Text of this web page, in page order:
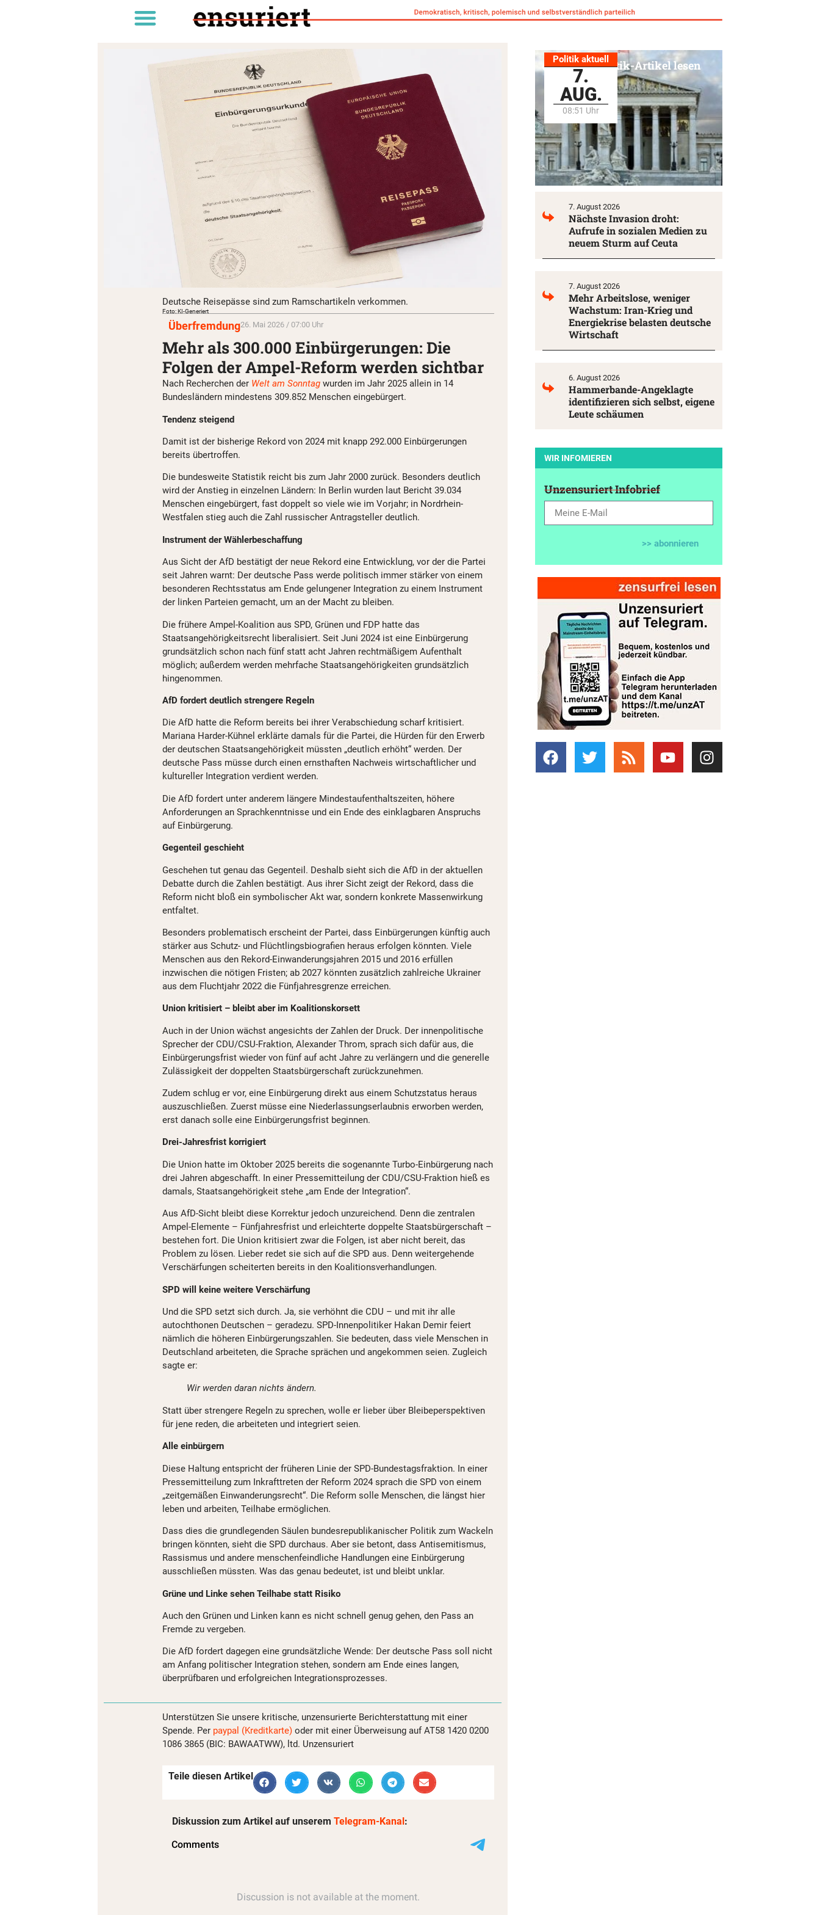
Deutsche Reisepässe sind zum Ramschartikeln verkommen.
Foto: KI-Generiert
Überfremdung26. Mai 2026 / 07:00 Uhr
Mehr als 300.000 Einbürgerungen: Die
Folgen der Ampel-Reform werden sichtbar
Nach Recherchen der Welt am Sonntag wurden im Jahr 2025 allein in 14
Bundesländern mindestens 309.852 Menschen eingebürgert.
Tendenz steigend
Damit ist der bisherige Rekord von 2024 mit knapp 292.000 Einbürgerungen
bereits übertroffen.
Die bundesweite Statistik reicht bis zum Jahr 2000 zurück. Besonders deutlich
wird der Anstieg in einzelnen Ländern: In Berlin wurden laut Bericht 39.034
Menschen eingebürgert, fast doppelt so viele wie im Vorjahr; in Nordrhein-
Westfalen stieg auch die Zahl russischer Antragsteller deutlich.
Instrument der Wählerbeschaffung
Aus Sicht der AfD bestätigt der neue Rekord eine Entwicklung, vor der die Partei
seit Jahren warnt: Der deutsche Pass werde politisch immer stärker von einem
besonderen Rechtsstatus am Ende gelungener Integration zu einem Instrument
der linken Parteien gemacht, um an der Macht zu bleiben.
Die frühere Ampel-Koalition aus SPD, Grünen und FDP hatte das
Staatsangehörigkeitsrecht liberalisiert. Seit Juni 2024 ist eine Einbürgerung
grundsätzlich schon nach fünf statt acht Jahren rechtmäßigem Aufenthalt
möglich; außerdem werden mehrfache Staatsangehörigkeiten grundsätzlich
hingenommen.
AfD fordert deutlich strengere Regeln
Die AfD hatte die Reform bereits bei ihrer Verabschiedung scharf kritisiert.
Mariana Harder-Kühnel erklärte damals für die Partei, die Hürden für den Erwerb
der deutschen Staatsangehörigkeit müssten „deutlich erhöht“ werden. Der
deutsche Pass müsse durch einen ernsthaften Nachweis wirtschaftlicher und
kultureller Integration verdient werden.
Die AfD fordert unter anderem längere Mindestaufenthaltszeiten, höhere
Anforderungen an Sprachkenntnisse und ein Ende des einklagbaren Anspruchs
auf Einbürgerung.
Gegenteil geschieht
Geschehen tut genau das Gegenteil. Deshalb sieht sich die AfD in der aktuellen
Debatte durch die Zahlen bestätigt. Aus ihrer Sicht zeigt der Rekord, dass die
Reform nicht bloß ein symbolischer Akt war, sondern konkrete Massenwirkung
entfaltet.
Besonders problematisch erscheint der Partei, dass Einbürgerungen künftig auch
stärker aus Schutz- und Flüchtlingsbiografien heraus erfolgen könnten. Viele
Menschen aus den Rekord-Einwanderungsjahren 2015 und 2016 erfüllen
inzwischen die nötigen Fristen; ab 2027 könnten zusätzlich zahlreiche Ukrainer
aus dem Fluchtjahr 2022 die Fünfjahresgrenze erreichen.
Union kritisiert – bleibt aber im Koalitionskorsett
Auch in der Union wächst angesichts der Zahlen der Druck. Der innenpolitische
Sprecher der CDU/CSU-Fraktion, Alexander Throm, sprach sich dafür aus, die
Einbürgerungsfrist wieder von fünf auf acht Jahre zu verlängern und die generelle
Zulässigkeit der doppelten Staatsbürgerschaft zurückzunehmen.
Zudem schlug er vor, eine Einbürgerung direkt aus einem Schutzstatus heraus
auszuschließen. Zuerst müsse eine Niederlassungserlaubnis erworben werden,
erst danach solle eine Einbürgerungsfrist beginnen.
Drei-Jahresfrist korrigiert
Die Union hatte im Oktober 2025 bereits die sogenannte Turbo-Einbürgerung nach
drei Jahren abgeschafft. In einer Pressemitteilung der CDU/CSU-Fraktion hieß es
damals, Staatsangehörigkeit stehe „am Ende der Integration“.
Aus AfD-Sicht bleibt diese Korrektur jedoch unzureichend. Denn die zentralen
Ampel-Elemente – Fünfjahresfrist und erleichterte doppelte Staatsbürgerschaft –
bestehen fort. Die Union kritisiert zwar die Folgen, ist aber nicht bereit, das
Problem zu lösen. Lieber redet sie sich auf die SPD aus. Denn weitergehende
Verschärfungen scheiterten bereits in den Koalitionsverhandlungen.
SPD will keine weitere Verschärfung
Und die SPD setzt sich durch. Ja, sie verhöhnt die CDU – und mit ihr alle
autochthonen Deutschen – geradezu. SPD-Innenpolitiker Hakan Demir feiert
nämlich die höheren Einbürgerungszahlen. Sie bedeuten, dass viele Menschen in
Deutschland arbeiteten, die Sprache sprächen und angekommen seien. Zugleich
sagte er:
Wir werden daran nichts ändern.
Statt über strengere Regeln zu sprechen, wolle er lieber über Bleibeperspektiven
für jene reden, die arbeiteten und integriert seien.
Alle einbürgern
Diese Haltung entspricht der früheren Linie der SPD-Bundestagsfraktion. In einer
Pressemitteilung zum Inkrafttreten der Reform 2024 sprach die SPD von einem
„zeitgemäßen Einwanderungsrecht“. Die Reform solle Menschen, die längst hier
leben und arbeiten, Teilhabe ermöglichen.
Dass dies die grundlegenden Säulen bundesrepublikanischer Politik zum Wackeln
bringen könnten, sieht die SPD durchaus. Aber sie betont, dass Antisemitismus,
Rassismus und andere menschenfeindliche Handlungen eine Einbürgerung
ausschließen müssten. Was das genau bedeutet, ist und bleibt unklar.
Grüne und Linke sehen Teilhabe statt Risiko
Auch den Grünen und Linken kann es nicht schnell genug gehen, den Pass an
Fremde zu vergeben.
Die AfD fordert dagegen eine grundsätzliche Wende: Der deutsche Pass soll nicht
am Anfang politischer Integration stehen, sondern am Ende eines langen,
überprüfbaren und erfolgreichen Integrationsprozesses.
Unterstützen Sie unsere kritische, unzensurierte Berichterstattung mit einer
Spende. Per paypal (Kreditkarte) oder mit einer Überweisung auf AT58 1420 0200
1086 3865 (BIC: BAWAATWW), ltd. Unzensuriert
Teile diesen Artikel
Diskussion zum Artikel auf unserem Telegram-Kanal:
Politik aktuell
7.
AUG.
08:51 Uhr
Alle Politik-Artikel lesen
7. August 2026
Nächste Invasion droht:
Aufrufe in sozialen Medien zu
neuem Sturm auf Ceuta
7. August 2026
Mehr Arbeitslose, weniger
Wachstum: Iran-Krieg und
Energiekrise belasten deutsche
Wirtschaft
6. August 2026
Hammerbande-Angeklagte
identifizieren sich selbst, eigene
Leute schäumen
WIR INFOMIEREN
Unzensuriert Infobrief
>> abonnieren